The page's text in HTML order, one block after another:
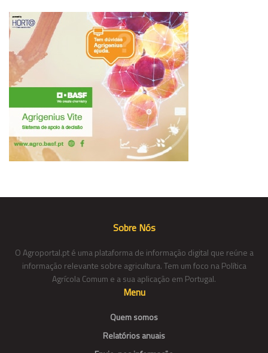
Sobre Nós
O Agroportal.pt é uma plataforma de informação digital que reúne a
informação relevante sobre agricultura. Tem um foco na Política
Agrícola Comum e a sua aplicação em Portugal.
Menu
Quem somos
Relatórios anuais